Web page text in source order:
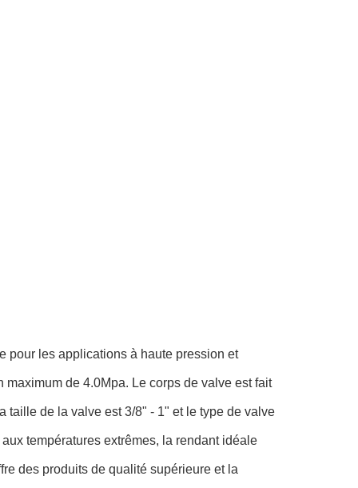
pour les applications à haute pression et
de 4.0Mpa. Le corps de valve est fait
taille de la valve est 3/8" - 1" et le type de valve
températures extrêmes, la rendant idéale
des produits de qualité supérieure et la